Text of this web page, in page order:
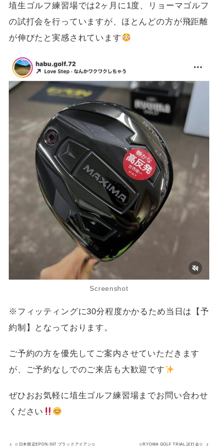
埴生ゴルフ練習場では2ヶ月に1度、リョーマゴルフ
の試打会を行っていますが、ほとんどの方が飛距離
が伸びたと実感されています
Screenshot
※フィッティングに30分程度かかるため当日は【予
約制】となっております。
ご予約の方を優先してご案内させていただきます
が、ご予約なしでのご来店も大歓迎です
ぜひおお気軽に埴生ゴルフ練習場までお問い合わせ
ください
☆日本限定EPON-507 ブラックアイアン☆ ☆RYOMA GOLF TRIAL 試打会☆